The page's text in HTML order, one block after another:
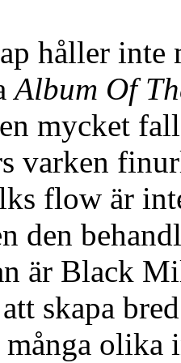
håller inte
Album Of
mycket
varken
flow är
den
är Black
skapa
olika